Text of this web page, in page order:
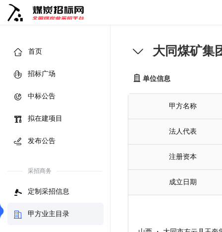
首页
招标广场
中标公告
拟在建项目
发布公告
采招商务
定制采招信息
甲方业主目录
大同煤矿集
单位信息
甲方名称
法人代表
注册资本
成立日期